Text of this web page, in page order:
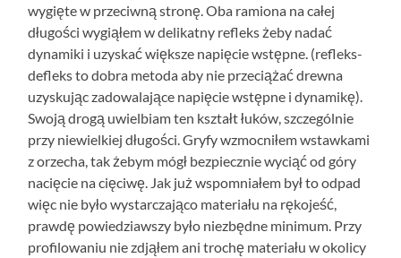
wygięte w przeciwną stronę. Oba ramiona na całej
długości wygiąłem w delikatny refleks żeby nadać
dynamiki i uzyskać większe napięcie wstępne. (refleks-
defleks to dobra metoda aby nie przeciążać drewna
uzyskując zadowalające napięcie wstępne i dynamikę).
Swoją drogą uwielbiam ten kształt łuków, szczególnie
przy niewielkiej długości. Gryfy wzmocniłem wstawkami
z orzecha, tak żebym mógł bezpiecznie wyciąć od góry
nacięcie na cięciwę. Jak już wspomniałem był to odpad
więc nie było wystarczająco materiału na rękojeść,
prawdę powiedziawszy było niezbędne minimum. Przy
profilowaniu nie zdjąłem ani trochę materiału w okolicy